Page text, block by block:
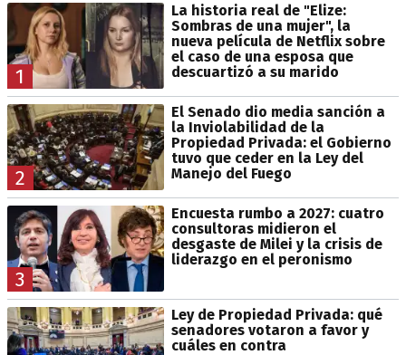
1
La historia real de "Elize:
Sombras de una mujer", la
nueva película de Netflix sobre
el caso de una esposa que
descuartizó a su marido
2
El Senado dio media sanción a
la Inviolabilidad de la
Propiedad Privada: el Gobierno
tuvo que ceder en la Ley del
Manejo del Fuego
3
Encuesta rumbo a 2027: cuatro
consultoras midieron el
desgaste de Milei y la crisis de
liderazgo en el peronismo
Ley de Propiedad Privada: qué
senadores votaron a favor y
cuáles en contra